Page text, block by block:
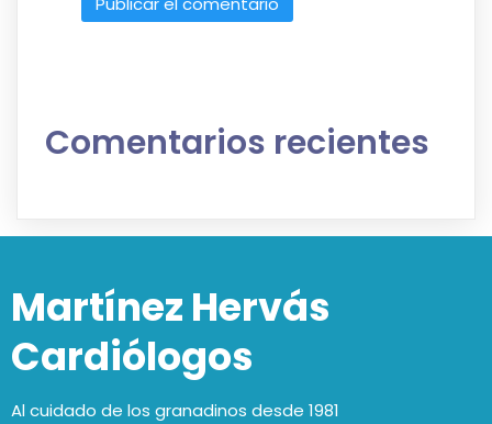
Comentarios recientes
Martínez Hervás
Cardiólogos
Al cuidado de los granadinos desde 1981